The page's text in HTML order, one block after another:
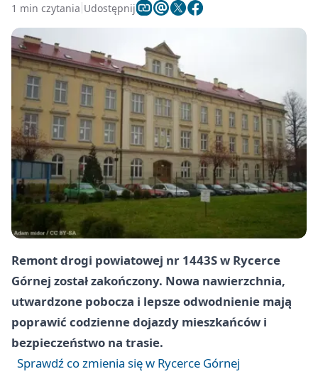
1 min czytania Udostępnij
Remont drogi powiatowej nr 1443S w Rycerce
Górnej został zakończony. Nowa nawierzchnia,
utwardzone pobocza i lepsze odwodnienie mają
poprawić codzienne dojazdy mieszkańców i
bezpieczeństwo na trasie.
Sprawdź co zmienia się w Rycerce Górnej